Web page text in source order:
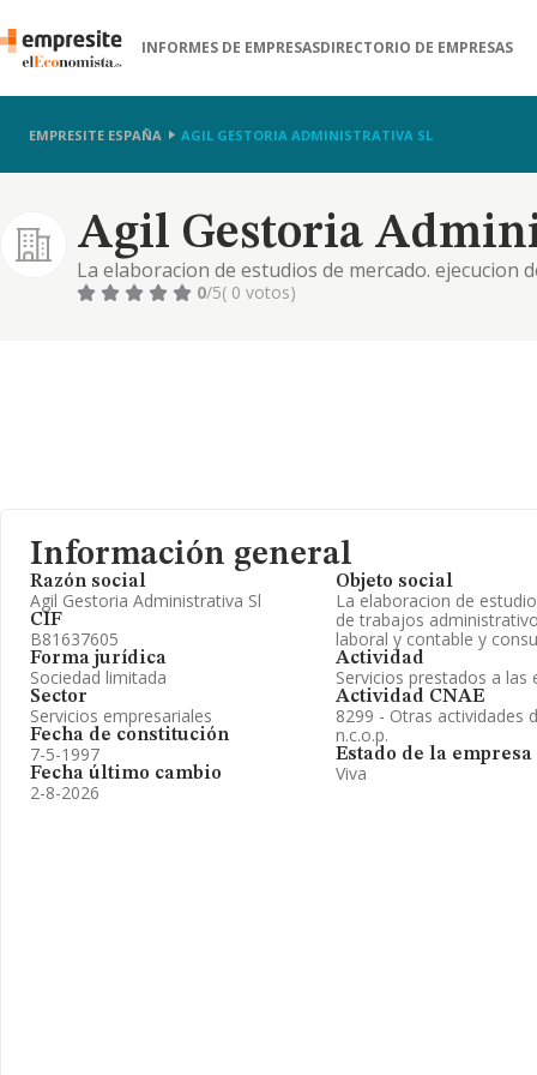
INFORMES DE EMPRESASDIRECTORIO DE EMPRESAS
EMPRESITE ESPAÑA AGIL GESTORIA ADMINISTRATIVA SL
Agil Gestoria
La elaboracion de estudios de mercado.
laboral y contable y consultoria empresarial.
0/5( 0 votos)
Información general
Razón social
Agil Gestoria Administrativa Sl
CIF
B81637605
Forma jurídica
Sociedad limitada
Sector
Servicios empresariales
Fecha de constitución
7-5-1997
Fecha último cambio
2-8-2026
Objeto social
La elaboracion de
de trabajos
laboral y contable y
Actividad
Servicios prestados a las
Actividad CNAE
8299 - Otras actividades
n.c.o.p.
Estado de la empresa
Viva